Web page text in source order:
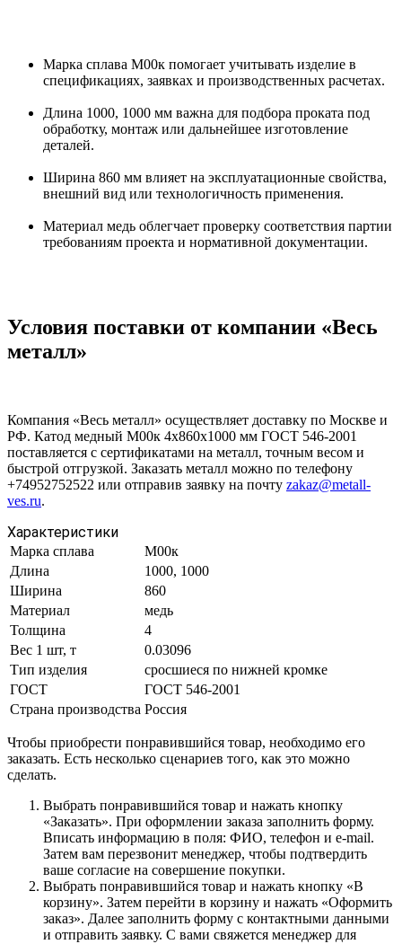
Марка сплава М00к помогает учитывать изделие в
спецификациях, заявках и производственных расчетах.
Длина 1000, 1000 мм важна для подбора проката под
обработку, монтаж или дальнейшее изготовление
деталей.
Ширина 860 мм влияет на эксплуатационные свойства,
внешний вид или технологичность применения.
Материал медь облегчает проверку соответствия партии
требованиям проекта и нормативной документации.
Условия поставки от компании «Весь
металл»
Компания «Весь металл» осуществляет доставку по Москве и
РФ. Катод медный М00к 4х860х1000 мм ГОСТ 546-2001
поставляется с сертификатами на металл, точным весом и
быстрой отгрузкой. Заказать металл можно по телефону
+74952752522 или отправив заявку на почту zakaz@metall-
ves.ru.
Характеристики
Марка сплава
М00к
Длина
1000, 1000
Ширина
860
Материал
медь
Толщина
4
Вес 1 шт, т
0.03096
Тип изделия
сросшиеся по нижней кромке
ГОСТ
ГОСТ 546-2001
Страна производства Россия
Чтобы приобрести понравившийся товар, необходимо его
заказать. Есть несколько сценариев того, как это можно
сделать.
Выбрать понравившийся товар и нажать кнопку
«Заказать». При оформлении заказа заполнить форму.
Вписать информацию в поля: ФИО, телефон и e-mail.
Затем вам перезвонит менеджер, чтобы подтвердить
ваше согласие на совершение покупки.
Выбрать понравившийся товар и нажать кнопку «В
корзину». Затем перейти в корзину и нажать «Оформить
заказ». Далее заполнить форму с контактными данными
и отправить заявку. С вами свяжется менеджер для